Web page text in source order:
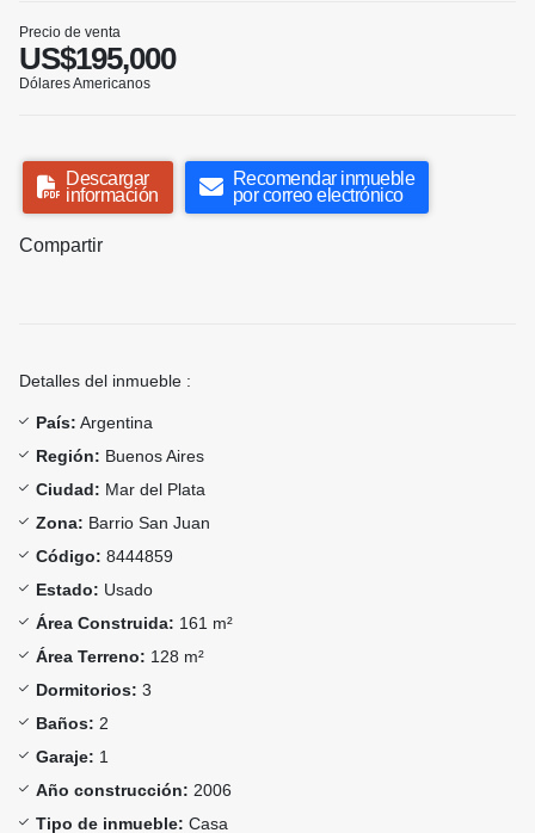
Precio de venta
US$195,000
Dólares Americanos
Descargar
información
Recomendar inmueble
por correo electrónico
Compartir
Detalles del inmueble :
País: Argentina
Región: Buenos Aires
Ciudad: Mar del Plata
Zona: Barrio San Juan
Código: 8444859
Estado: Usado
Área Construida: 161 m²
Área Terreno: 128 m²
Dormitorios: 3
Baños: 2
Garaje: 1
Año construcción: 2006
Tipo de inmueble: Casa